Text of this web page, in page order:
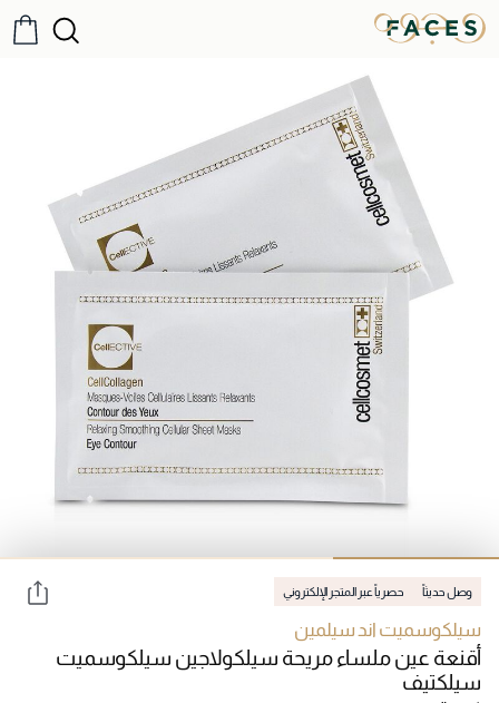
وصل حديثاً حصرياً عبر المتجر الإلكتروني
سيلكوسميت اند سيلمين
أقنعة عين ملساء مريحة سيلكولاجين سيلكوسميت
سيلكتيف